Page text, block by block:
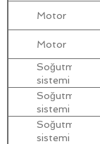
Motor
Motor
Soğutma
sistemi
Soğutma
sistemi
Soğutma
sistemi